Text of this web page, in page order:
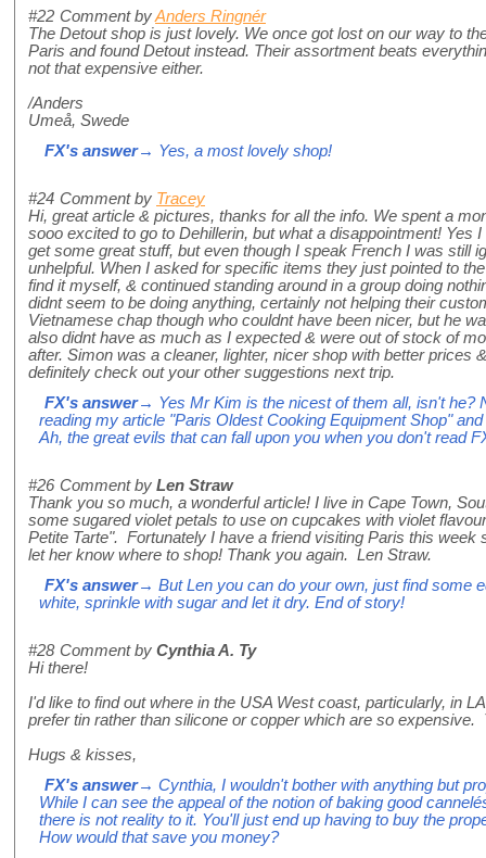
#22 Comment byAnders Ringnér
The Detout shop is just lovely. We once got lost on our way to
Paris and found Detout instead. Their assortment beats
not that expensive either.
/Anders
Umeå, Swede
FX's answer→ Yes, a most lovely shop!
#24 Comment by Tracey
Hi, great article & pictures, thanks for all the info. We spent a
sooo excited to go to Dehillerin, but what a disappointment! Yes
get some great stuff, but even though I speak French I was still
unhelpful. When I asked for specific items they just pointed to
find it myself, & continued standing around in a group doing
didnt seem to be doing anything, certainly not helping their
Vietnamese chap though who couldnt have been nicer, but he
also didnt have as much as I expected & were out of stock of
after. Simon was a cleaner, lighter, nicer shop with better prices
definitely check out your other suggestions next trip.
FX's answer→ Yes Mr Kim is the nicest of them all, isn't he?
reading my article "Paris Oldest Cooking Equipment Shop"
Ah, the great evils that can fall upon you when you don't read
#26 Comment by Len Straw
Thank you so much, a wonderful article! I live in Cape Town,
some sugared violet petals to use on cupcakes with violet
Petite Tarte". Fortunately I have a friend visiting Paris this week
let her know where to shop! Thank you again. Len Straw.
FX's answer→ But Len you can do your own, just find some
white, sprinkle with sugar and let it dry. End of story!
#28 Comment by Cynthia A. Ty
Hi there!
I'd like to find out where in the USA West coast, particularly, in
prefer tin rather than silicone or copper which are so
Hugs & kisses,
FX's answer→ Cynthia, I wouldn't bother with anything but
While I can see the appeal of the notion of baking good
there is not reality to it. You'll just end up having to buy the
How would that save you money?